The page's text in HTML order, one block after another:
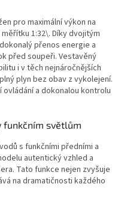
pro maximální výkon na
1:32\. Díky dvojitým
přenos energie a
před soupeři. Vestavěný
i v těch nejnáročnějších
plyn bez obav z vykolejení.
a dokonalou kontrolu
funkčním světlům
s funkčními předními a
autentický vzhled a
Tato funkce nejen zvyšuje
na dramatičnosti každého